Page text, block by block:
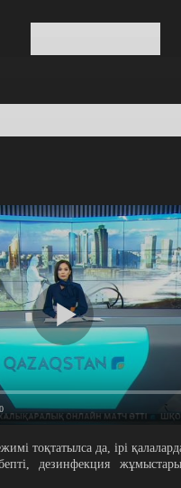
тоқтатылса да, ірі
дезинфекция жұмыстары